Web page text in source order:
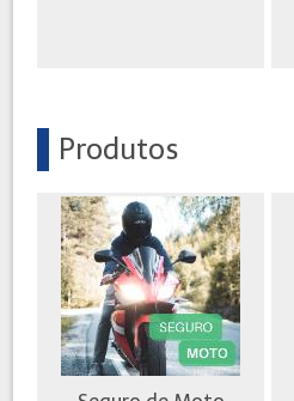
Produtos